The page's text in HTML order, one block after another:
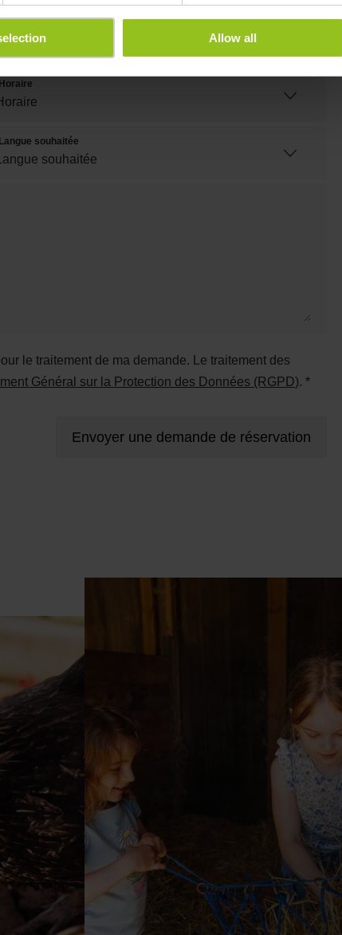
Allow all
Horaire
Langue souhaitée
le traitement de ma demande. Le traitement des
Général sur la Protection des Données (RGPD). *
Envoyer une demande de réservation